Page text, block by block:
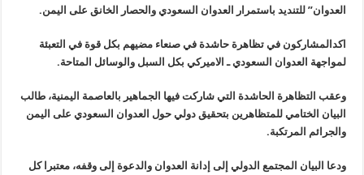
العدوان” للتنديد باستمرار العدوان السعودي والحصار الخانق على اليمن.
اكدالمشاركون في تظاهرة حاشدة في صنعاء مضيهم بكل قوة في التعبئة
لمواجهة العدوان السعودي ـ الاميركي بكل السبل والوسائل المتاحة.
وعقب التظاهرة الحاشدة التي شاركت فيها الجماهير بالعاصمة اليمنية، طالب
البيان الختامي للمتظاهرين بتحقيق دولي حول العدوان السعودي على اليمن
والجرائم المرتكبة.
ودعا البيان المجتمع الدولي إلى إدانة العدوان والدعوة إلى وقفه، معتبرا كل